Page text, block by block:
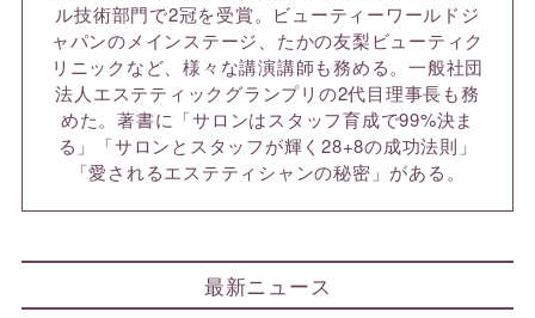
ル技術部門で2冠を受賞。ビューティーワールドジ
ャパンのメインステージ、たかの友梨ビューティク
リニックなど、様々な講演講師も務める。一般社団
法人エステティックグランプリの2代目理事長も務
めた。著書に「サロンはスタッフ育成で99%決ま
る」「サロンとスタッフが輝く28+8の成功法則」
「愛されるエステティシャンの秘密」がある。
最新ニュース